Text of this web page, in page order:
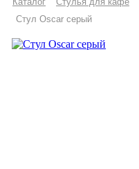
Стул Oscar серый